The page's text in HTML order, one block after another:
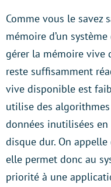
Comme vous le savez
mémoire d’un
gérer la mémoire vive
reste suffisamment
vive disponible est
utilise des
données inutilisées
disque dur. On
elle permet donc au
priorité à une